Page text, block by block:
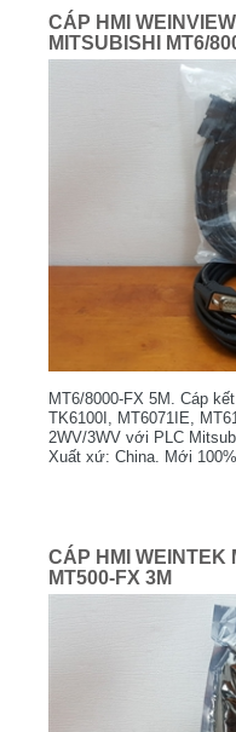
CÁP HMI
MITSUBISHI MT6/
MT6/8000-FX 5M. Cáp
TK6100I, MT6071IE,
2WV/3WV với PLC
Xuất xứ: China. Mới 100%.
CÁP HMI WEINTEK
MT500-FX 3M